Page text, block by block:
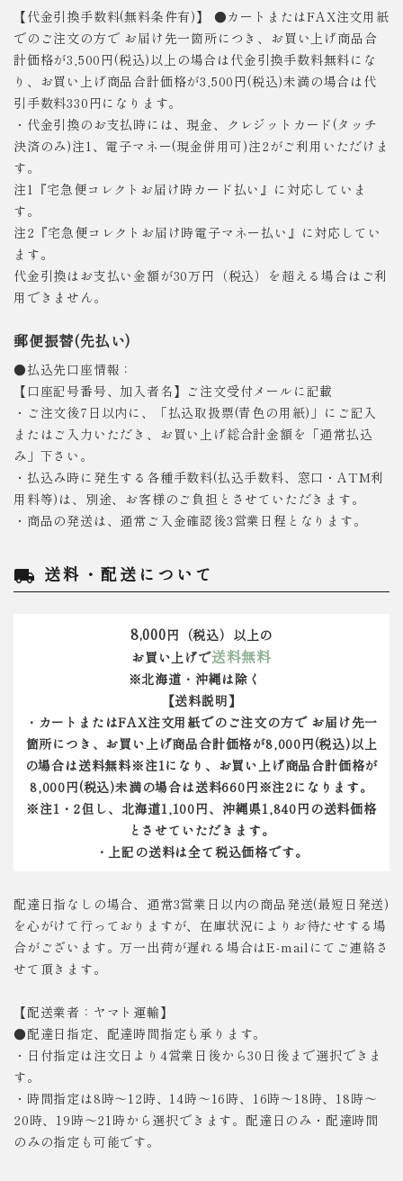
【代金引換手数料(無料条件有)】 ●カートまたはFAX注文用紙
でのご注文の方で お届け先一箇所につき、お買い上げ商品合
計価格が3,500円(税込)以上の場合は代金引換手数料無料にな
り、お買い上げ商品合計価格が3,500円(税込)未満の場合は代
引手数料330円になります。
・代金引換のお支払時には、現金、クレジットカード(タッチ
決済のみ)注1、電子マネー(現金併用可)注2がご利用いただけま
す。
注1『宅急便コレクトお届け時カード払い』に対応していま
す。
注2『宅急便コレクトお届け時電子マネー払い』に対応してい
ます。
代金引換はお支払い金額が30万円（税込）を超える場合はご利
用できません。
郵便振替(先払い)
●払込先口座情報：
【口座記号番号、加入者名】ご注文受付メールに記載
・ご注文後7日以内に、「払込取扱票(青色の用紙)」にご記入
またはご入力いただき、お買い上げ総合計金額を「通常払込
み」下さい。
・払込み時に発生する各種手数料(払込手数料、窓口・ATM利
用料等)は、別途、お客様のご負担とさせていただきます。
・商品の発送は、通常ご入金確認後3営業日程となります。
local_shipping 送料・配送について
8,000円（税込）以上の
お買い上げで送料無料
※北海道・沖縄は除く
【送料説明】
・カートまたはFAX注文用紙でのご注文の方で お届け先一
箇所につき、お買い上げ商品合計価格が8,000円(税込)以上
の場合は送料無料※注1になり、お買い上げ商品合計価格が
8,000円(税込)未満の場合は送料660円※注2になります。
※注1・2但し、北海道1,100円、沖縄県1,840円の送料価格
とさせていただきます。
・上記の送料は全て税込価格です。
配達日指なしの場合、通常3営業日以内の商品発送(最短日発送)
を心がけて行っておりますが、在庫状況によりお待たせする場
合がございます。万一出荷が遅れる場合はE-mailにてご連絡さ
せて頂きます。
【配送業者：ヤマト運輸】
●配達日指定、配達時間指定も承ります。
・日付指定は注文日より4営業日後から30日後まで選択できま
す。
・時間指定は8時～12時、14時～16時、16時～18時、18時～
20時、19時～21時から選択できます。配達日のみ・配達時間
のみの指定も可能です。